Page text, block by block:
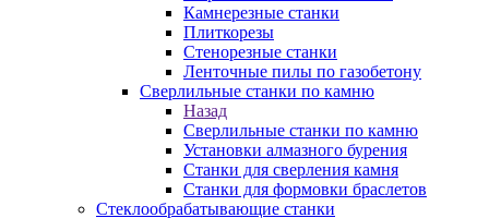
Камнерезные станки
Плиткорезы
Стенорезные станки
Ленточные пилы по газобетону
Сверлильные станки по камню
Назад
Сверлильные станки по камню
Установки алмазного бурения
Станки для сверления камня
Станки для формовки браслетов
Стеклообрабатывающие станки